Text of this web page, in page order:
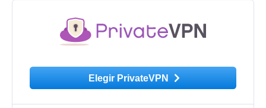
Elegir PrivateVPN